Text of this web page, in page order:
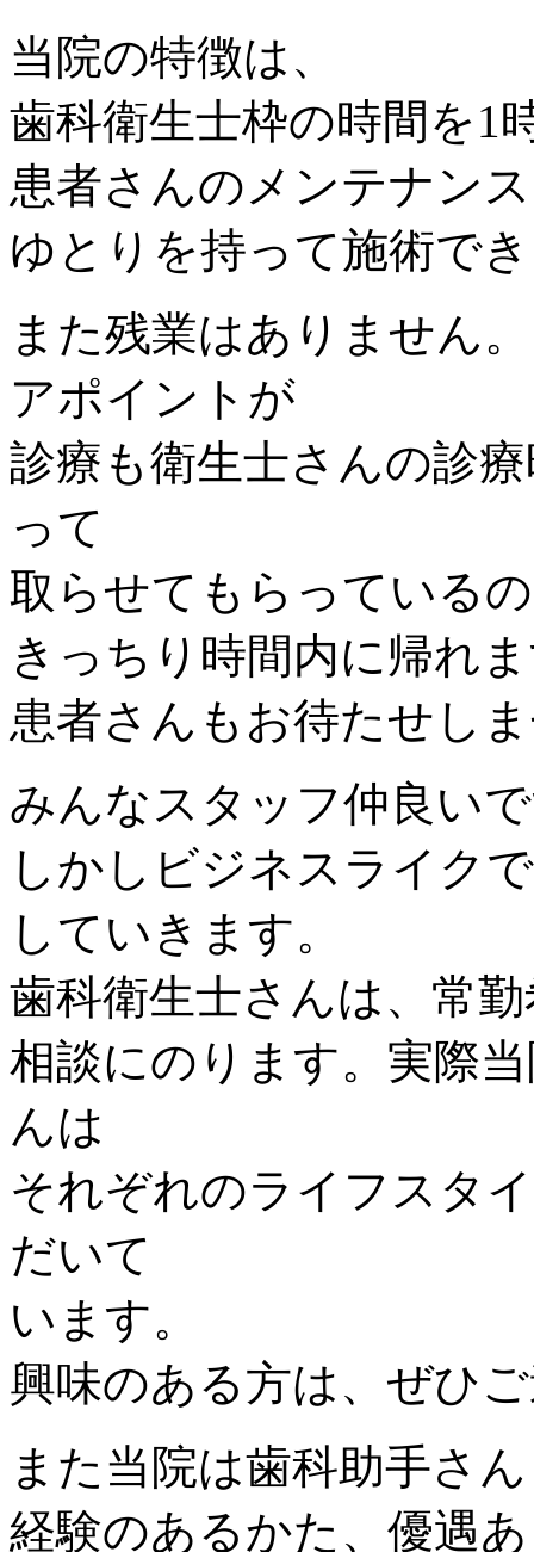
当院の特徴は、
歯科衛生士枠の時間を1
患者さんのメンテナン
ゆとりを持って施術で
また残業はありません。
アポイントが
診療も衛生士さんの診
って
取らせてもらっている
きっちり時間内に帰れ
患者さんもお待たせし
みんなスタッフ仲良い
しかしビジネスライク
していきます。
歯科衛生士さんは、常
相談にのります。実際
んは
それぞれのライフスタ
だいて
います。
興味のある方は、ぜひ
また当院は歯科助手さ
経験のあるかた、優遇